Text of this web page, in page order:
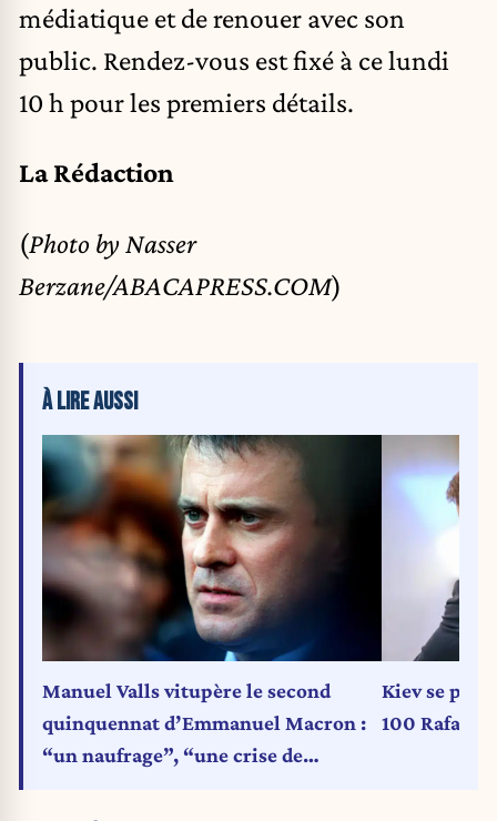
médiatique et de renouer avec son
public. Rendez-vous est fixé à ce lundi
10 h pour les premiers détails.
La Rédaction
(Photo by Nasser
Berzane/ABACAPRESS.COM)
À LIRE AUSSI
Manuel Valls vitupère le second
quinquennat d’Emmanuel Macron :
“un naufrage”, “une crise de
Kiev se
100 Rafale